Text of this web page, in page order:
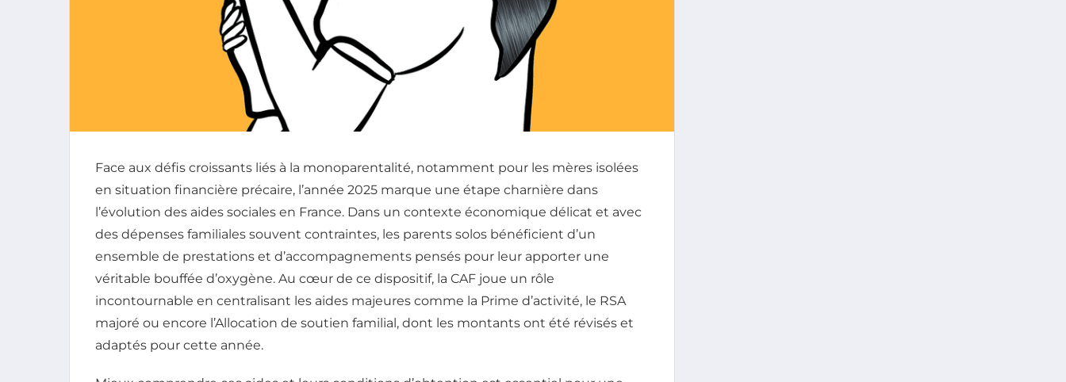
Face aux défis croissants liés à la monoparentalité, notamment pour les mères isolées
en situation financière précaire, l’année 2025 marque une étape charnière dans
l’évolution des aides sociales en France. Dans un contexte économique délicat et avec
des dépenses familiales souvent contraintes, les parents solos bénéficient d’un
ensemble de prestations et d’accompagnements pensés pour leur apporter une
véritable bouffée d’oxygène. Au cœur de ce dispositif, la CAF joue un rôle
incontournable en centralisant les aides majeures comme la Prime d’activité, le RSA
majoré ou encore l’Allocation de soutien familial, dont les montants ont été révisés et
adaptés pour cette année.